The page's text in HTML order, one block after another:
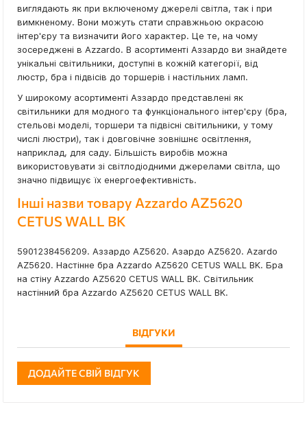
виглядають як при включеному джерелі світла, так і при
вимкненому. Вони можуть стати справжньою окрасою
інтер'єру та визначити його характер. Це те, на чому
зосереджені в Azzardo. В асортименті Аззардо ви знайдете
унікальні світильники, доступні в кожній категорії, від
люстр, бра і підвісів до торшерів і настільних ламп.
У широкому асортименті Аззардо представлені як
світильники для модного та функціонального інтер'єру (бра,
стельові моделі, торшери та підвісні світильники, у тому
числі люстри), так і довговічне зовнішнє освітлення,
наприклад, для саду. Більшість виробів можна
використовувати зі світлодіодними джерелами світла, що
значно підвищує їх енергоефективність.
Інші назви товару Azzardo AZ5620
CETUS WALL BK
5901238456209. Аззардо AZ5620. Азардо AZ5620. Azardo
AZ5620. Настінне бра Azzardo AZ5620 CETUS WALL BK. Бра
на стіну Azzardo AZ5620 CETUS WALL BK. Світильник
настінний бра Azzardo AZ5620 CETUS WALL BK.
ВІДГУКИ
ДОДАЙТЕ СВІЙ ВІДГУК